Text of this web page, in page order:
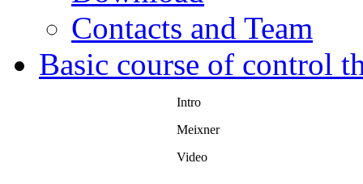
Contacts and Team
Basic course of control
Intro
Meixner
Video